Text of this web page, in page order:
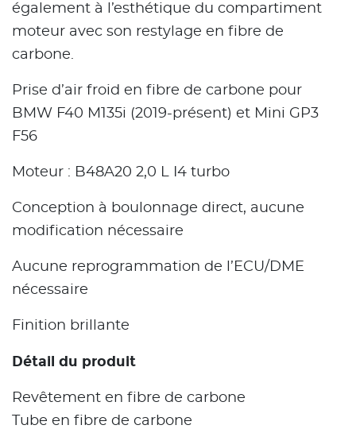
également à l’esthétique du compartiment
moteur avec son restylage en fibre de
carbone.
Prise d’air froid en fibre de carbone pour
BMW F40 M135i (2019-présent) et Mini GP3
F56
Moteur : B48A20 2,0 L I4 turbo
Conception à boulonnage direct, aucune
modification nécessaire
Aucune reprogrammation de l’ECU/DME
nécessaire
Finition brillante
Détail du produit
Revêtement en fibre de carbone
Tube en fibre de carbone